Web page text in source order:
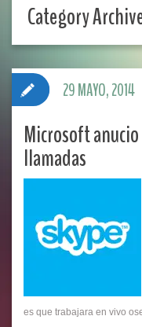
Category
Microsoft
llamadas
es que trabajara en vivo
29 MAYO, 2014